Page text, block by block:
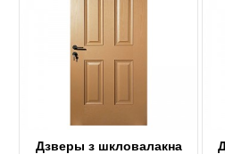
Дзверы з шкловалакна